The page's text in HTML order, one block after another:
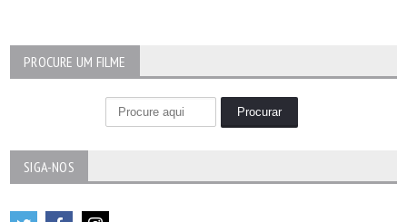
PROCURE UM FILME
SIGA-NOS